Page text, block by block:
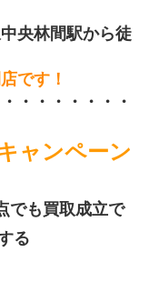
央林間駅から徒
です！
・・・・・・・
ャンペーン
でも買取成立で
る